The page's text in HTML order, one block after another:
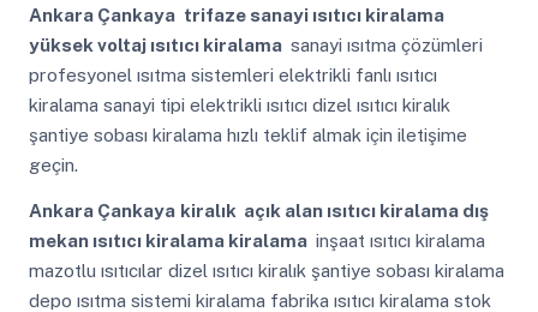
Ankara Çankaya trifaze sanayi ısıtıcı kiralama
yüksek voltaj ısıtıcı kiralama sanayi ısıtma çözümleri
profesyonel ısıtma sistemleri elektrikli fanlı ısıtıcı
kiralama sanayi tipi elektrikli ısıtıcı dizel ısıtıcı kiralık
şantiye sobası kiralama hızlı teklif almak için iletişime
geçin.
Ankara Çankaya kiralık açık alan ısıtıcı kiralama dış
mekan ısıtıcı kiralama kiralama inşaat ısıtıcı kiralama
mazotlu ısıtıcılar dizel ısıtıcı kiralık şantiye sobası kiralama
depo ısıtma sistemi kiralama fabrika ısıtıcı kiralama stok